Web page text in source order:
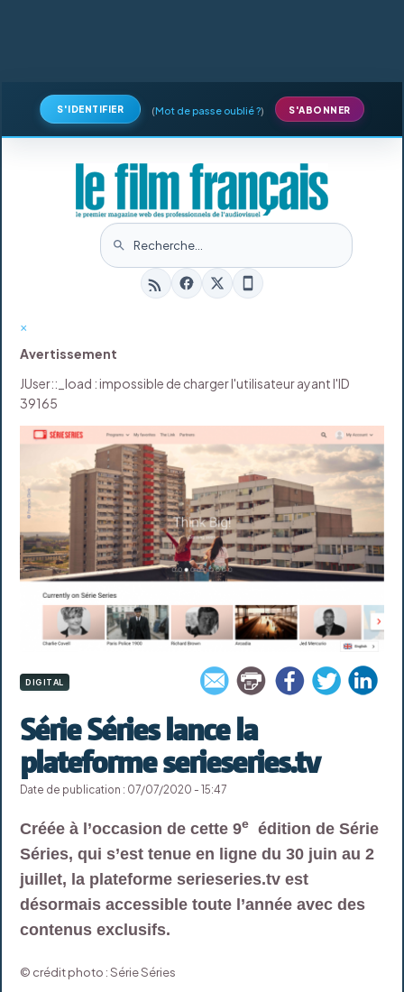
S'IDENTIFIER (Mot de passe oublié ?) S'ABONNER
×
Avertissement
JUser::_load : impossible de charger l'utilisateur ayant l'ID
39165
DIGITAL
Série Séries lance la
plateforme serieseries.tv
Date de publication : 07/07/2020 - 15:47
Créée à l’occasion de cette 9e
édition de Série
Séries, qui s’est tenue en ligne du 30 juin au 2
juillet, la plateforme serieseries.tv est
désormais accessible toute l’année avec des
contenus exclusifs.
© crédit photo : Série Séries